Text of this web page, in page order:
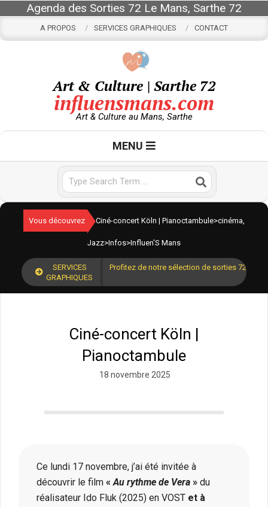
content
Agenda des Sorties 72 Le Mans, Sarthe 72
A PROPOS SERVICES GRAPHIQUES CONTACT
Art & Culture | Sarthe 72
influensmans.com
Art & Culture au Mans, Sarthe
MENU
Vous découvrez Ciné-concert Köln | Pianoctambule>cinéma,
Jazz>Infos>Influen'S Mans
SERVICES
GRAPHIQUES
Profitez de notre sélection de sorties 72 pour
Ciné-concert Köln |
Pianoctambule
18 novembre 2025
Ce lundi 17 novembre, j’ai été invitée à
découvrir le film «Au rythme de Vera » du
réalisateur Ido Fluk (2025) en VOST et à